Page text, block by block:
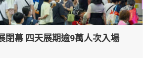
閉幕 四天展期逾9萬人次入場